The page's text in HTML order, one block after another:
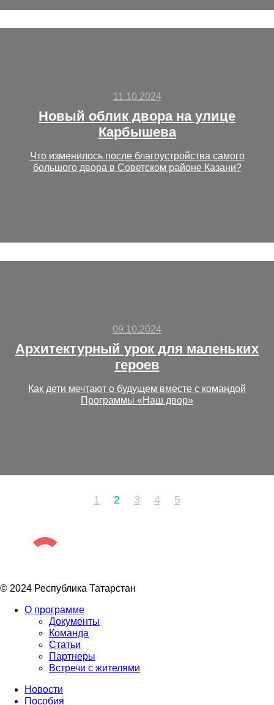
11.10.2024
Новый облик двора на улице
Карбышева
Что изменилось после благоустройства самого
большого двора в Советском районе Казани?
09.10.2024
Архитектурный урок для маленьких
героев
Как дети мечтают о будущем вместе с командой
Программы «Наш двор»
1 2 3 4 5
© 2024 Республика Татарстан
О программе
Документы
Команда
Статьи
Партнеры
Встречи с жителями
Новости
Пособия